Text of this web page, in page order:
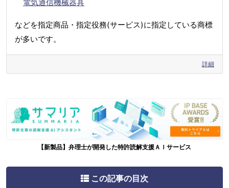
電気通信機械器具
などを指定商品・指定役務(サービス)に指定している商標
が多いです。
詳細
【新製品】弁理士が開発した特許読解支援ＡＩサービス
この記事の目次